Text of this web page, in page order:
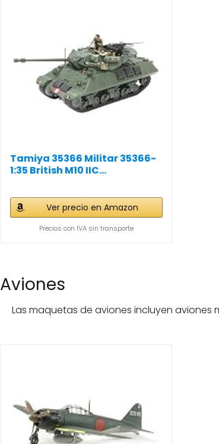
Tamiya 35366 Militar 35366-
1:35 British M10 IIC...
Ver precio en Amazon
Precios con IVA sin transporte
Aviones
Las maquetas de aviones incluyen